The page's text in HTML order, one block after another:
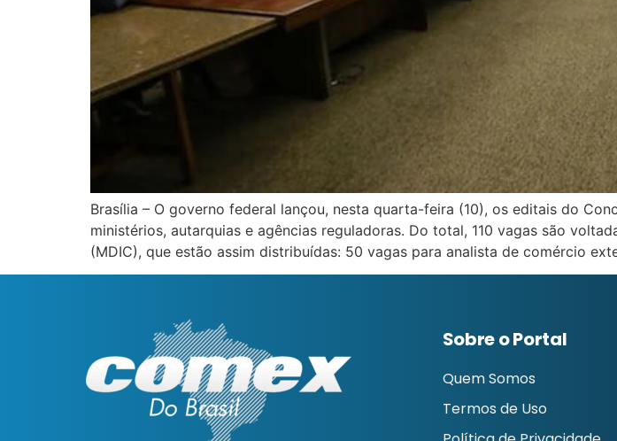
Brasília – O governo federal lançou, nesta quarta-feira (10), os editais do
ministérios, autarquias e agências reguladoras. Do total, 110 vagas são
(MDIC), que estão assim distribuídas: 50 vagas para analista de comércio
Sobre o Portal
Quem Somos
Termos de Uso